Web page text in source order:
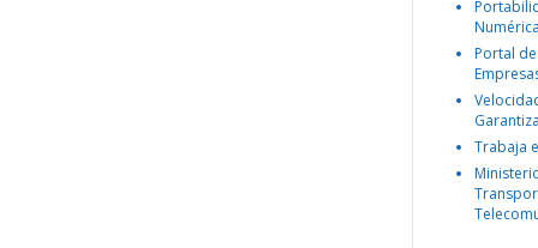
Portal
Trabaja